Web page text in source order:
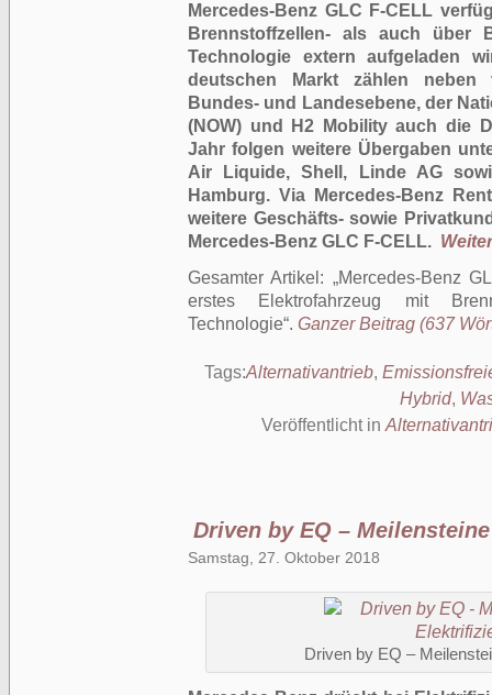
Mercedes-Benz GLC F-CELL
Brennstoffzellen- als auch über
Technologie extern aufgeladen
deutschen Markt zählen neben
Bundes- und Landesebene, der
(NOW) und H2 Mobility auch die
Jahr folgen weitere Übergaben
Air Liquide, Shell, Linde AG
Hamburg. Via Mercedes-Benz
weitere Geschäfts- sowie
Mercedes-Benz GLC F-CELL.
Gesamter Artikel:
Mercedes-Benz
erstes Elektrofahrzeug mit
Technologie . Ganzer Beitrag (637
Tags:Alternativantrieb,
Hybrid,
Veröffentlicht in
Driven by EQ –
Samstag, 27. Oktober 2018
Driven by EQ –